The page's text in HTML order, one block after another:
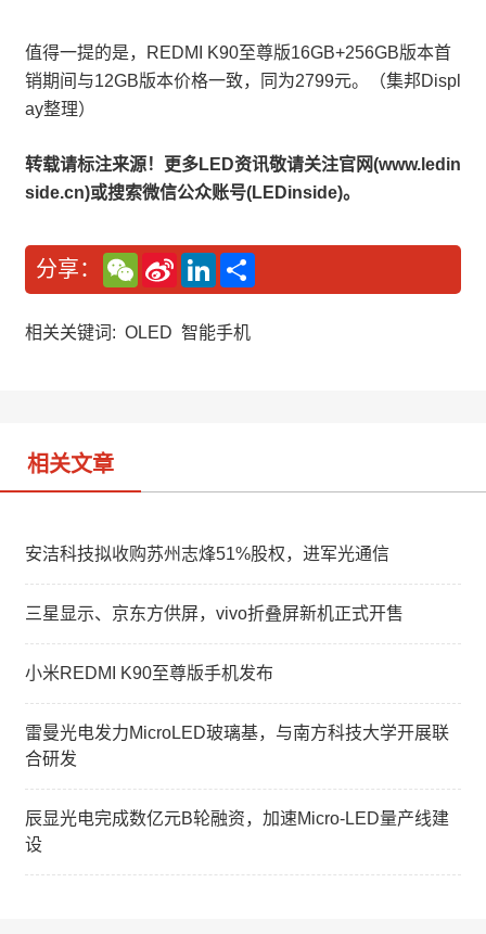
值得一提的是，REDMI K90至尊版16GB+256GB版本首
销期间与12GB版本价格一致，同为2799元。（集邦Displ
ay整理）
转载请标注来源！更多LED资讯敬请关注官网(www.ledin
side.cn)或搜索微信公众账号(LEDinside)。
分享：
W
e
C
a
S
n
W
L
n
e
相关关键词: OLED 智能手机
相关文章
安洁科技拟收购苏州志烽51%股权，进军光通信
三星显示、京东方供屏，vivo折叠屏新机正式开售
小米REDMI K90至尊版手机发布
雷曼光电发力MicroLED玻璃基，与南方科技大学开展联
合研发
辰显光电完成数亿元B轮融资，加速Micro-LED量产线建
设